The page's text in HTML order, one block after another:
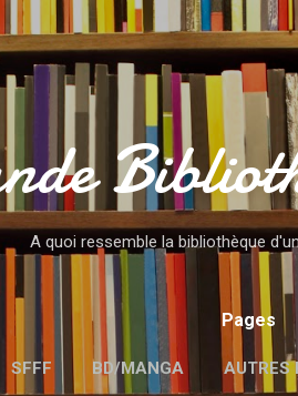
Accéder au contenu
A quoi ressemble la bibliothèque
Pages
SFFF BD/MANGA AUTRES